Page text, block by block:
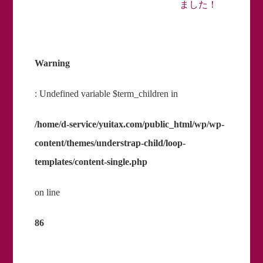
Warning
: Undefined variable $term_children in
/home/d-service/yuitax.com/public_html/wp/wp-
content/themes/understrap-child/loop-
templates/content-single.php
on line
86
ました！